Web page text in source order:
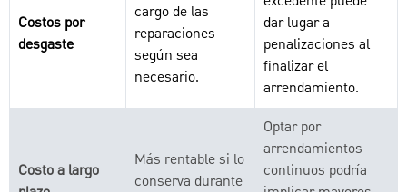
Costos por
desgaste
cargo de las
reparaciones
según sea
necesario.
dar lugar a
penalizaciones al
finalizar el
arrendamiento.
Costo a largo
Más rentable si lo
conserva durante
Optar por
arrendamientos
continuos podría